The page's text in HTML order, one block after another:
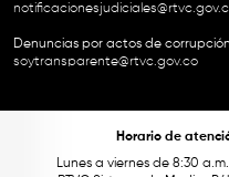
Denuncias por actos de
soytransparente@rtvc.gov.co
Horario de
Lunes a viernes de 8:30